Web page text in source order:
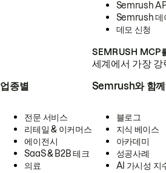
Semrush
Semrush 데
데모 신청
SEMRUSH MCP
세계에서 가장
업종별
전문 서비스
리테일 & 이커머스
에이전시
SaaS & B2B 테크
의료
Semrush와 함
블로그
지식 베이스
아카데미
성공사례
AI 가시성 지